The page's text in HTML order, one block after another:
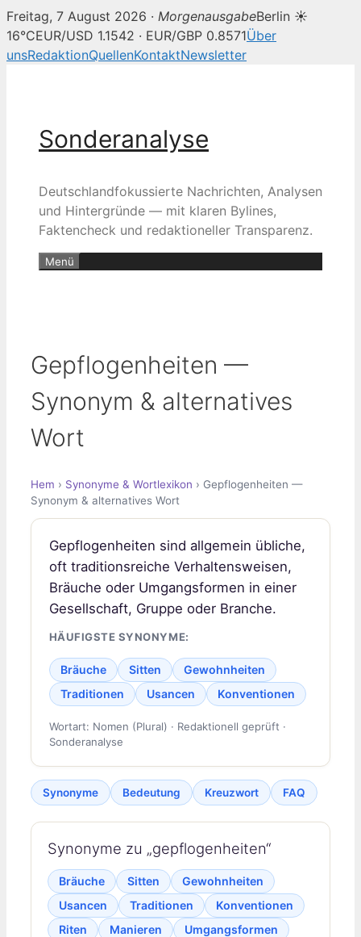
Freitag, 7 August 2026 · MorgenausgabeBerlin ☀
16°CEUR/USD 1.1542 · EUR/GBP 0.8571Über
unsRedaktionQuellenKontaktNewsletter
Sonderanalyse
Deutschlandfokussierte Nachrichten, Analysen
und Hintergründe — mit klaren Bylines,
Faktencheck und redaktioneller Transparenz.
Menü
Gepflogenheiten —
Synonym & alternatives
Wort
Hem › Synonyme & Wortlexikon › Gepflogenheiten —
Synonym & alternatives Wort
Gepflogenheiten sind allgemein übliche,
oft traditionsreiche Verhaltensweisen,
Bräuche oder Umgangsformen in einer
Gesellschaft, Gruppe oder Branche.
HÄUFIGSTE SYNONYME:
Bräuche Sitten
Gewohnheiten
Traditionen
Usancen Konventionen
Wortart: Nomen (Plural) · Redaktionell geprüft ·
Sonderanalyse
Synonyme Bedeutung Kreuzwort FAQ
Synonyme zu „gepflogenheiten“
Bräuche Sitten
Gewohnheiten
Usancen
Traditionen
Konventionen
Riten
Manieren
Umgangsformen